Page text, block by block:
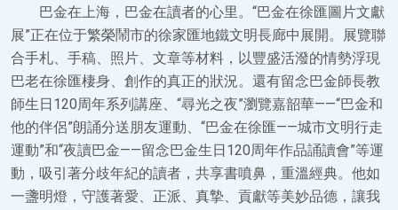
巴金在上海，巴金在讀者的心里。“巴金在徐匯圖片文獻
展”正在位于繁榮鬧市的徐家匯地鐵文明長廊中展開。展覽聯
合手札、手稿、照片、文章等材料，以豐盛活潑的情勢浮現
巴老在徐匯棲身、創作的真正的狀況。還有留念巴金師長教
師生日120周年系列講座、“尋光之夜”瀏覽嘉韶華——“巴金和
他的伴侶”朗誦分送朋友運動、“巴金在徐匯——城市文明行走
運動”和“夜讀巴金——留念巴金生日120周年作品誦讀會”等運
動，吸引著分歧年紀的讀者，共享書噴鼻，重溫經典。他如
一盞明燈，守護著愛、正派、真摯、貢獻等美妙品德，讓我